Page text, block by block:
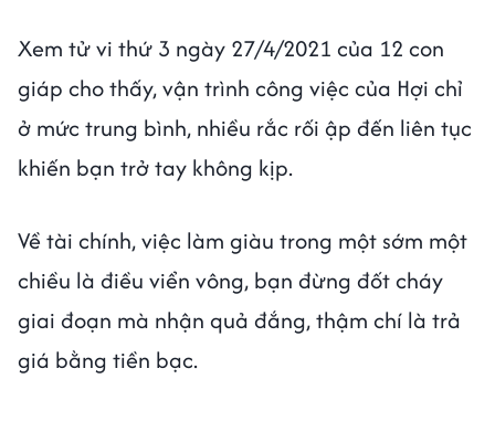
Xem tử vi thứ 3 ngày 27/4/2021 của 12 con
giáp cho thấy, vận trình công việc của Hợi chỉ
ở mức trung bình, nhiều rắc rối ập đến liên tục
khiến bạn trở tay không kịp.
Về tài chính, việc làm giàu trong một sớm một
chiều là điều viển vông, bạn đừng đốt cháy
giai đoạn mà nhận quả đắng, thậm chí là trả
giá bằng tiền bạc.